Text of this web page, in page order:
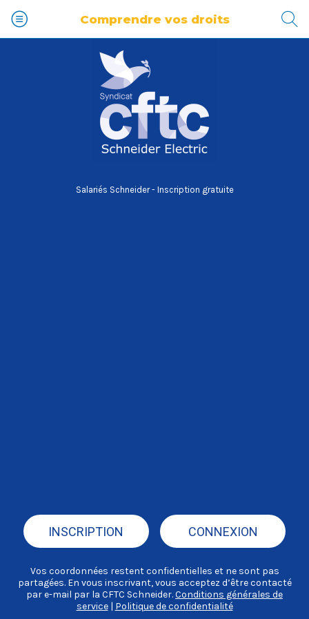
Comprendre vos droits
Salariés Schneider - Inscription gratuite
INSCRIPTION CONNEXION
Vos coordonnées restent confidentielles et ne sont pas
partagées. En vous inscrivant, vous acceptez d’être contacté
par e-mail par la CFTC Schneider.Conditions générales de
service| Politique de confidentialité